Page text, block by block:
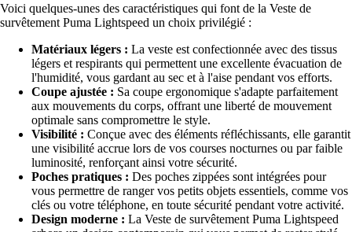
Voici quelques-unes des caractéristiques qui font de la Veste de
survêtement Puma Lightspeed un choix privilégié :
Matériaux légers : La veste est confectionnée avec des tissus
légers et respirants qui permettent une excellente évacuation de
l'humidité, vous gardant au sec et à l'aise pendant vos efforts.
Coupe ajustée : Sa coupe ergonomique s'adapte parfaitement
aux mouvements du corps, offrant une liberté de mouvement
optimale sans compromettre le style.
Visibilité : Conçue avec des éléments réfléchissants, elle garantit
une visibilité accrue lors de vos courses nocturnes ou par faible
luminosité, renforçant ainsi votre sécurité.
Poches pratiques : Des poches zippées sont intégrées pour
vous permettre de ranger vos petits objets essentiels, comme vos
clés ou votre téléphone, en toute sécurité pendant votre activité.
Design moderne : La Veste de survêtement Puma Lightspeed